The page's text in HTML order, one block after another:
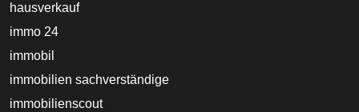
hausverkauf
immo 24
immobil
immobilien sachverständige
immobilienscout